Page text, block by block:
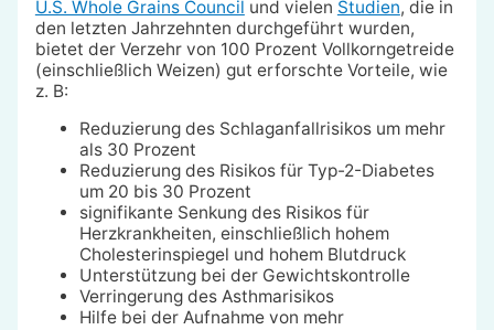
U.S. Whole Grains Council und vielen Studien, die in
den letzten Jahrzehnten durchgeführt wurden,
bietet der Verzehr von 100 Prozent Vollkorngetreide
(einschließlich Weizen) gut erforschte Vorteile, wie
z. B:
Reduzierung des Schlaganfallrisikos um mehr
als 30 Prozent
Reduzierung des Risikos für Typ-2-Diabetes
um 20 bis 30 Prozent
signifikante Senkung des Risikos für
Herzkrankheiten, einschließlich hohem
Cholesterinspiegel und hohem Blutdruck
Unterstützung bei der Gewichtskontrolle
Verringerung des Asthmarisikos
Hilfe bei der Aufnahme von mehr